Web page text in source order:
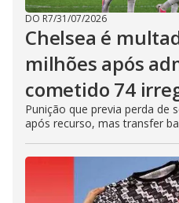
DO R7/31/07/2026
Chelsea é
milhões após
cometido 74
Punição que previa perda de
após recurso, mas transfer